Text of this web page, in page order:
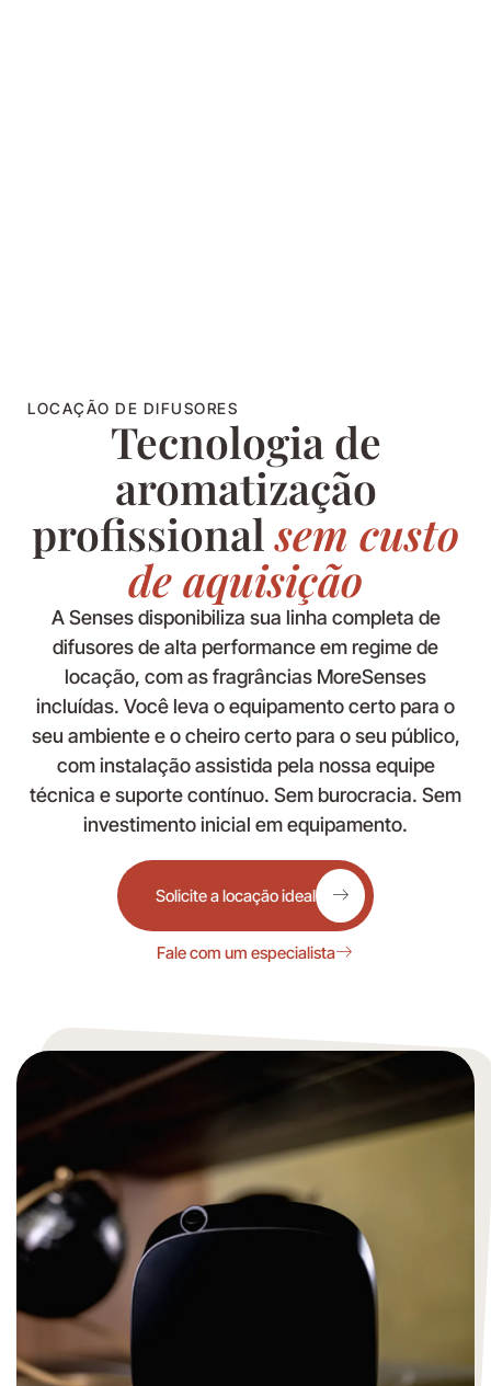
LOCAÇÃO DE DIFUSORES
Tecnologia de
aromatização
profissionalsem custo
de aquisição
A Senses disponibiliza sua linha completa de
difusores de alta performance em regime de
locação, com as fragrâncias MoreSenses
incluídas. Você leva o equipamento certo para o
seu ambiente e o cheiro certo para o seu público,
com instalação assistida pela nossa equipe
técnica e suporte contínuo. Sem burocracia. Sem
investimento inicial em equipamento.
Solicite a locação ideal
Fale com um especialista